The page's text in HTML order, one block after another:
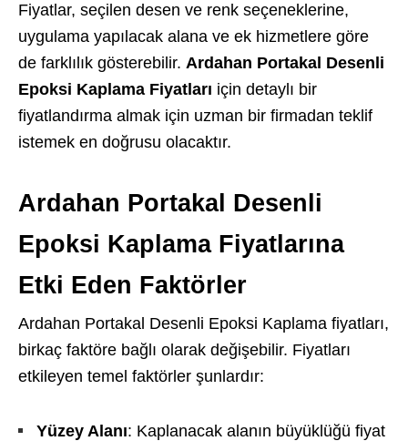
Fiyatlar, seçilen desen ve renk seçeneklerine,
uygulama yapılacak alana ve ek hizmetlere göre
de farklılık gösterebilir. Ardahan Portakal Desenli
Epoksi Kaplama Fiyatları için detaylı bir
fiyatlandırma almak için uzman bir firmadan teklif
istemek en doğrusu olacaktır.
Ardahan Portakal Desenli
Epoksi Kaplama Fiyatlarına
Etki Eden Faktörler
Ardahan Portakal Desenli Epoksi Kaplama fiyatları,
birkaç faktöre bağlı olarak değişebilir. Fiyatları
etkileyen temel faktörler şunlardır:
Yüzey Alanı: Kaplanacak alanın büyüklüğü fiyat